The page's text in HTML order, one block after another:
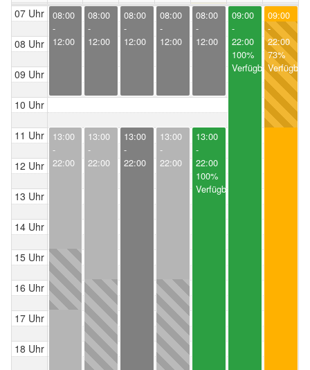
07 Uhr
08 Uhr
09 Uhr
10 Uhr
11 Uhr
12 Uhr
13 Uhr
14 Uhr
15 Uhr
16 Uhr
17 Uhr
18 Uhr
08:00
-
12:00
13:00
-
22:00
08:00
-
12:00
13:00
-
22:00
08:00
-
12:00
13:00
-
22:00
08:00
-
12:00
13:00
-
22:00
08:00
-
12:00
13:00
-
22:00
100%
Verfügbar
09:00
-
22:00
100%
Verfügbar
09:00
-
22:00
73%
Verfügbar